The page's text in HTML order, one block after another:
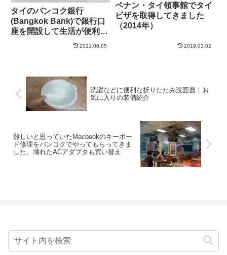
タイのバンコク銀行
(Bangkok Bank)で銀行口
座を開設して生活が便利に
なりました｜2020年
2021.06.05
ペナン・タイ領事館でタイ
ビザを取得してきました
（2014年）
2019.03.02
洗濯などに便利な折りたたみ洗面器｜お
気に入りの装備紹介
難しいと思っていたMacbookのキーボー
ド修理をバンコクでやってもらってきま
した。壊れたACアダプタも買い替え